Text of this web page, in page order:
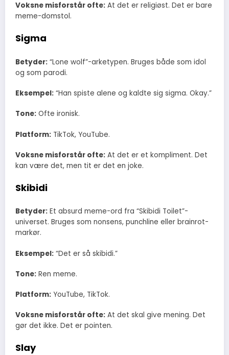
Voksne misforstår ofte: At det er religiøst. Det er bare
meme-domstol.
Sigma
Betyder: “Lone wolf”-arketypen. Bruges både som idol
og som parodi.
Eksempel: “Han spiste alene og kaldte sig sigma. Okay.”
Tone: Ofte ironisk.
Platform: TikTok, YouTube.
Voksne misforstår ofte: At det er et kompliment. Det
kan være det, men tit er det en joke.
Skibidi
Betyder: Et absurd meme-ord fra “Skibidi Toilet”-
universet. Bruges som nonsens, punchline eller brainrot-
markør.
Eksempel: “Det er så skibidi.”
Tone: Ren meme.
Platform: YouTube, TikTok.
Voksne misforstår ofte: At det skal give mening. Det
gør det ikke. Det er pointen.
Slay